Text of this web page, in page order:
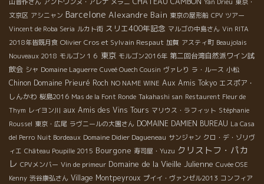
山晋作さん アントワンヌ・アレナ メラニ Yan Drieu 東京・
文京区 アシニャン Barcelone Alexandre Bain 東京の屋形船 CPV ツアー
Vincent de Roba Seria ルカト街 スリエ400年記念 マルゴの中島さん Vin RITA
2018年皆既月食 Olivier Cros et Sylvain Respaut 加賀 アスティ町 Beaujolais
Nouveaux 2018 モルゴン１６ 東京 モルゴン2016年 第二回台湾自然派ワイン試
飲会 シャ Domaine Laguerre Cuveé Ouech Cousin ヴァレり ラ・ルース 小松
Chinon Domaine Prieuré Roch NO NAME WINE Aux Amis Tokyo エスポア・
しんかわ 桜島2016 Mas de la Font Ronde Takahashi san Restaurent Fleur de
Thym レイヨン川 aux Amis des Vins Tours マリウス・ラフィット Stéphanie
Roussel 東京・広尾 ラヴニールの大園さん DOMAINE DAMIEN BUREAU La Casa
del Perro Nuit Bordeaux Domaine Didier Dagueneau サンジャン クロ・デ・ゾリヴ
ィエ Château Poupille 2015 Bourgone 寿司屋・Yuzu クリストフ・パカ
レ CPVメンバー Vin de primeur Domaine de la Vieille Julienne Cuvée OSE
Kenny 渋谷康弘さん Village Montpeyroux プイイ・ヴァンゼル2013 コンフィア